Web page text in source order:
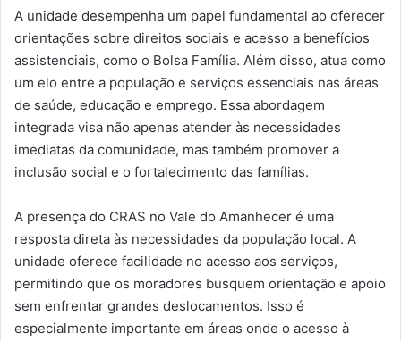
A unidade desempenha um papel fundamental ao oferecer
orientações sobre direitos sociais e acesso a benefícios
assistenciais, como o Bolsa Família. Além disso, atua como
um elo entre a população e serviços essenciais nas áreas
de saúde, educação e emprego. Essa abordagem
integrada visa não apenas atender às necessidades
imediatas da comunidade, mas também promover a
inclusão social e o fortalecimento das famílias.
A presença do CRAS no Vale do Amanhecer é uma
resposta direta às necessidades da população local. A
unidade oferece facilidade no acesso aos serviços,
permitindo que os moradores busquem orientação e apoio
sem enfrentar grandes deslocamentos. Isso é
especialmente importante em áreas onde o acesso à